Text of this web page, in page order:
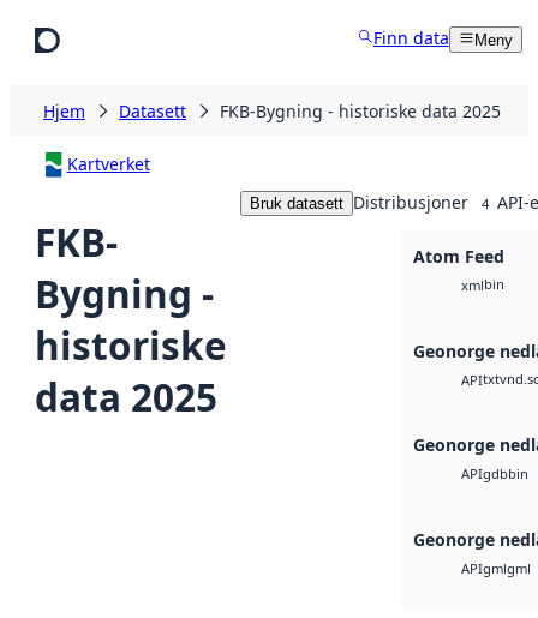
Finn data Meny
Hjem Datasett FKB-Bygning - historiske data 2025
Kartverket
FKB-
Bygning -
historiske
data 2025
Bruk datasett Distribusjoner 4 API-
Atom Feed
xmlbin
Geonorge
APItxt
Geonorge
APIgdbbin
Geonorge
APIgmlgml